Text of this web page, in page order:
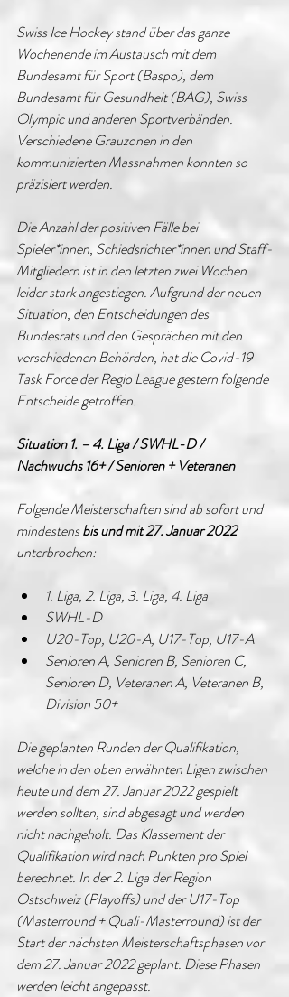
Swiss Ice Hockey stand über das ganze
Wochenende im Austausch mit dem
Bundesamt für Sport (Baspo), dem
Bundesamt für Gesundheit (BAG), Swiss
Olympic und anderen Sportverbänden.
Verschiedene Grauzonen in den
kommunizierten Massnahmen konnten so
präzisiert werden.
Die Anzahl der positiven Fälle bei
Spieler*innen, Schiedsrichter*innen und Staff-
Mitgliedern ist in den letzten zwei Wochen
leider stark angestiegen. Aufgrund der neuen
Situation, den Entscheidungen des
Bundesrats und den Gesprächen mit den
verschiedenen Behörden, hat die Covid-19
Task Force der Regio League gestern folgende
Entscheide getroffen.
Situation 1. – 4. Liga / SWHL-D /
Nachwuchs 16+ / Senioren + Veteranen
Folgende Meisterschaften sind ab sofort und
mindestens bis und mit 27. Januar 2022
unterbrochen:
1. Liga, 2. Liga, 3. Liga, 4. Liga
SWHL-D
U20-Top, U20-A, U17-Top, U17-A
Senioren A, Senioren B, Senioren C,
Senioren D, Veteranen A, Veteranen B,
Division 50+
Die geplanten Runden der Qualifikation,
welche in den oben erwähnten Ligen zwischen
heute und dem 27. Januar 2022 gespielt
werden sollten, sind abgesagt und werden
nicht nachgeholt. Das Klassement der
Qualifikation wird nach Punkten pro Spiel
berechnet. In der 2. Liga der Region
Ostschweiz (Playoffs) und der U17-Top
(Masterround + Quali-Masterround) ist der
Start der nächsten Meisterschaftsphasen vor
dem 27. Januar 2022 geplant. Diese Phasen
werden leicht angepasst.